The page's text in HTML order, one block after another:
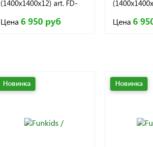
(1400х1400х12) art. FD-
Цена 6 950 руб Цена 6
Новинка Новинка